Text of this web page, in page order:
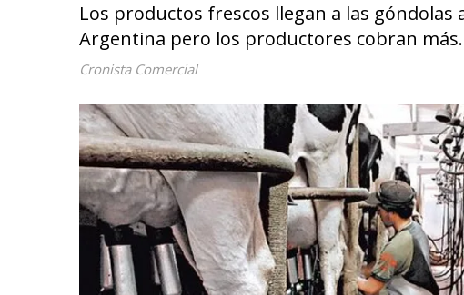
Los productos frescos llegan a las góndolas
Argentina pero los productores cobran más.
Cronista Comercial